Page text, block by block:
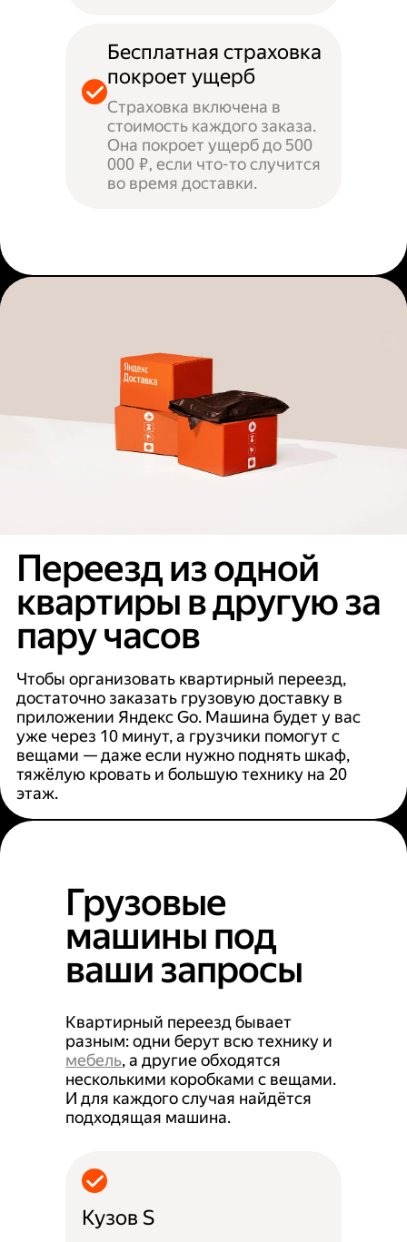
Бесплатная страховка
покроет ущерб
Страховка включена в
стоимость каждого заказа.
Она покроет ущерб до 500
000 ₽, если что-то случится
во время доставки.
Переезд из одной
квартиры в другую за
пару часов
Чтобы организовать квартирный переезд,
достаточно заказать грузовую доставку в
приложении Яндекс Go. Машина будет у вас
уже через 10 минут, а грузчики помогут с
вещами — даже если нужно поднять шкаф,
тяжёлую кровать и большую технику на 20
этаж.
Грузовые
машины под
ваши запросы
Квартирный переезд бывает
разным: одни берут всю технику и
мебель, а другие обходятся
несколькими коробками с вещами.
И для каждого случая найдётся
подходящая машина.
Кузов S